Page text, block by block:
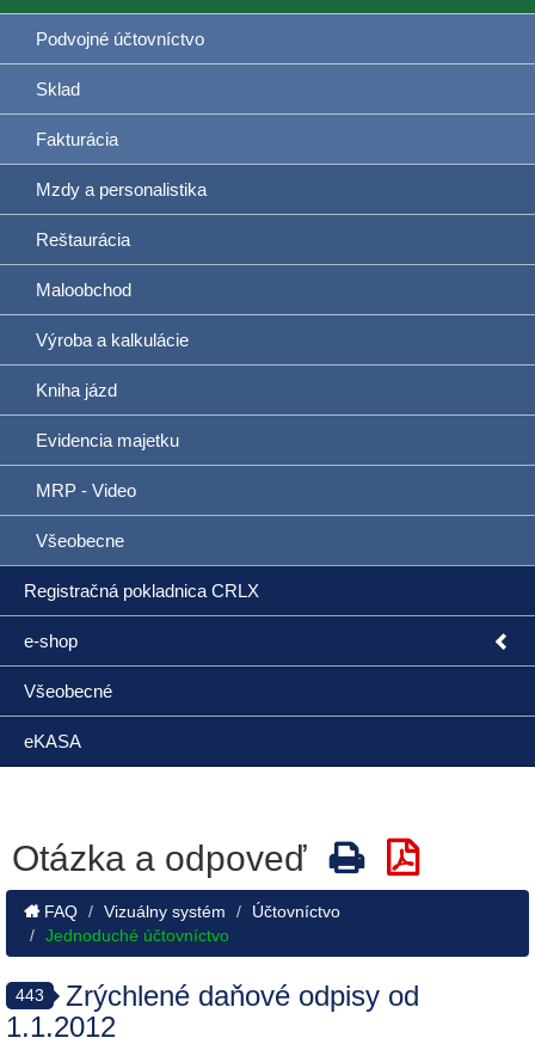
Podvojné účtovníctvo
Sklad
Fakturácia
Mzdy a personalistika
Reštaurácia
Maloobchod
Výroba a kalkulácie
Kniha jázd
Evidencia majetku
MRP - Video
Všeobecne
Registračná pokladnica CRLX
e-shop
Všeobecné
eKASA
Otázka a odpoveď
FAQ Vizuálny systém
Účtovníctvo
Jednoduché účtovníctvo
443
Zrýchlené daňové odpisy od
1.1.2012